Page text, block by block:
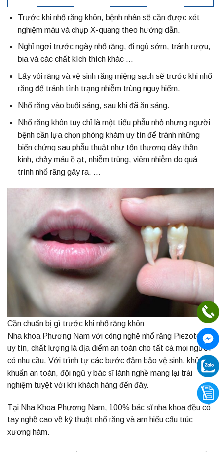
Trước khi nhổ răng khôn, bệnh nhân sẽ cần được xét
nghiệm máu và chụp X-quang theo hướng dẫn.
Nghỉ ngơi trước ngày nhổ răng, đi ngủ sớm, tránh rượu,
bia và các chất kích thích khác …
Lấy vôi răng và vệ sinh răng miệng sạch sẽ trước khi nhổ
răng để tránh tình trạng nhiễm trùng nguy hiểm.
Nhổ răng vào buổi sáng, sau khi đã ăn sáng.
Nhổ răng khôn tuy chỉ là một tiểu phẫu nhỏ nhưng người
bệnh cần lựa chọn phòng khám uy tín để tránh những
biến chứng sau phẫu thuật như tổn thương dây thần
kinh, chảy máu ồ ạt, nhiễm trùng, viêm nhiễm do quá
trình nhổ răng gây ra. …
Cần chuẩn bị gì trước khi nhổ răng khôn
Nha khoa Phương Nam với công nghệ nhổ răng Piezotome
uy tín, chất lượng là địa điểm an toàn cho tất cả mọi người
có nhu cầu. Với trình tự các bước đảm bảo vệ sinh, khử
khuẩn an toàn, đội ngũ y bác sĩ lành nghề mang lại trải
nghiệm tuyệt vời khi khách hàng đến đây.
Tại Nha Khoa Phương Nam, 100% bác sĩ nha khoa đều có
tay nghề cao về kỹ thuật nhổ răng và am hiểu cấu trúc
xương hàm.